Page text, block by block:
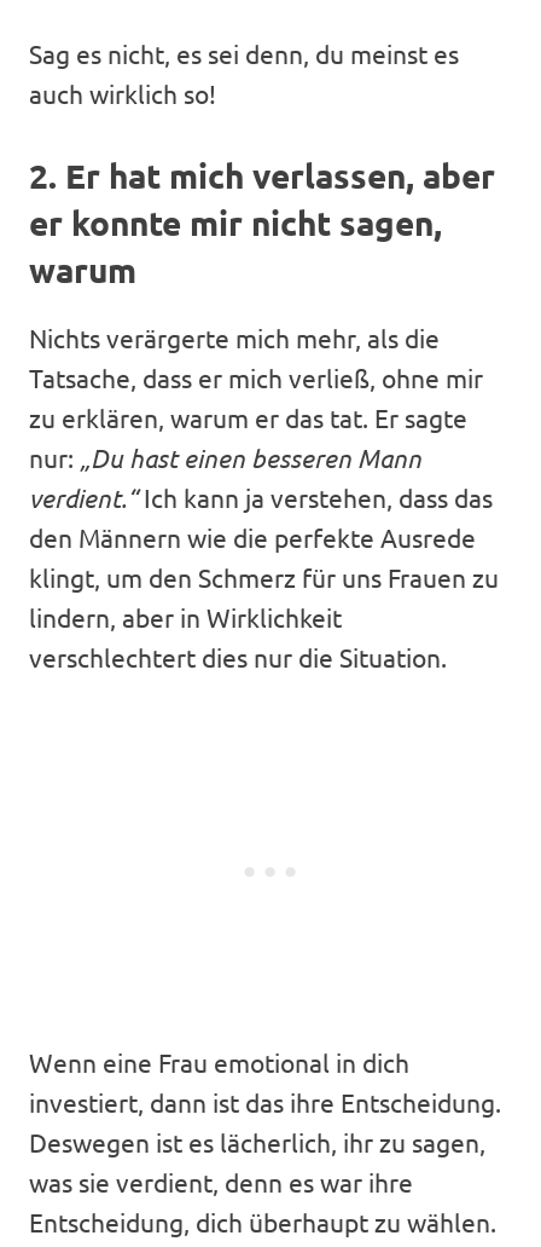
Sag es nicht, es sei denn, du meinst es
auch wirklich so!
2. Er hat mich verlassen, aber
er konnte mir nicht sagen,
warum
Nichts verärgerte mich mehr, als die
Tatsache, dass er mich verließ, ohne mir
zu erklären, warum er das tat. Er sagte
nur: „Du hast einen besseren Mann
verdient.“Ich kann ja verstehen, dass das
den Männern wie die perfekte Ausrede
klingt, um den Schmerz für uns Frauen zu
lindern, aber in Wirklichkeit
verschlechtert dies nur die Situation.
Wenn eine Frau emotional in dich
investiert, dann ist das ihre Entscheidung.
Deswegen ist es lächerlich, ihr zu sagen,
was sie verdient, denn es war ihre
Entscheidung, dich überhaupt zu wählen.